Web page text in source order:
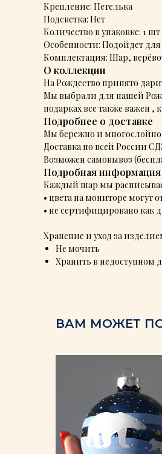
Крепление: Петелька
Подсветка: Нет
Количество в упаковке: 1 шт
Особенности: Подойдет
Комплектация: Шар,
О коллекции
На Рождество принято
Мы выбрали для нашей
подарках все также важен ,
Подробнее о доставке
Мы бережно и многослойно
Доставка по всей России
Возможен самовывоз
Подробная информация
Каждый шар мы
• цвета на мониторе могут
• не сертифицировано как
Хранение и уход за
Не мочить
Хранить в недоступном
ВАМ МОЖЕТ